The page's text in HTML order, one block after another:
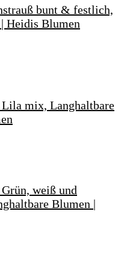
bunt & festlich,
Heidis Blumen
mix, Langhaltbare
weiß und
Blumen |